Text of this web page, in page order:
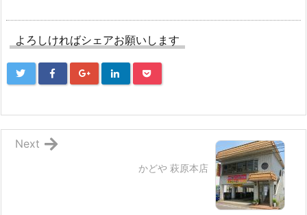
よろしければシェアお願いします
かどや 萩原本店
Next